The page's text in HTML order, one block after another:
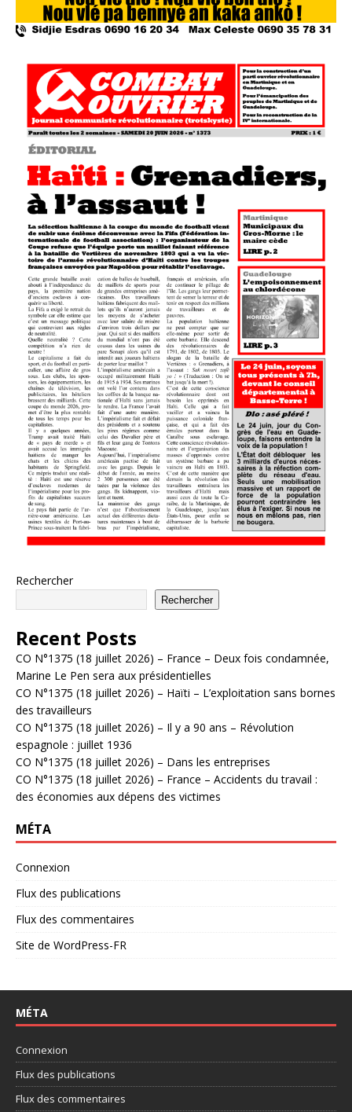
Rechercher
Rechercher
Recent Posts
CO N°1375 (18 juillet 2026) – France – Deux fois condamnée,
Marine Le Pen sera aux présidentielles
CO N°1375 (18 juillet 2026) – Haïti – L’exploitation sans bornes
des travailleurs
CO N°1375 (18 juillet 2026) – Il y a 90 ans – Révolution
espagnole : juillet 1936
CO N°1375 (18 juillet 2026) – Dans les entreprises
CO N°1375 (18 juillet 2026) – France – Accidents du travail :
des économies aux dépens des victimes
MÉTA
Connexion
Flux des publications
Flux des commentaires
Site de WordPress-FR
MÉTA
Connexion
Flux des publications
Flux des commentaires